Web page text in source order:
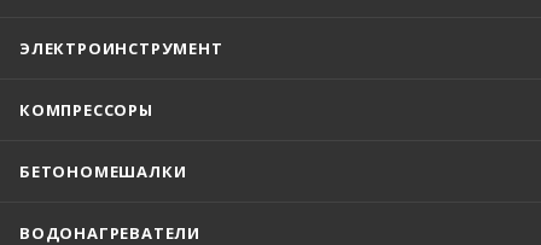
ЭЛЕКТРОИНСТРУМЕНТ
КОМПРЕССОРЫ
БЕТОНОМЕШАЛКИ
ВОДОНАГРЕВАТЕЛИ